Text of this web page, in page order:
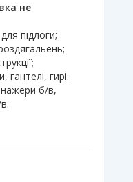
не
підлоги;
гирі.
б/в,